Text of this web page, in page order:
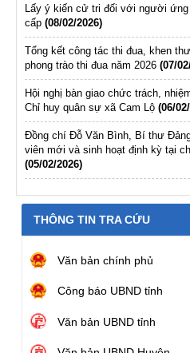
Lấy ý kiến cử tri đối với người
cấp (08/02/2026)
Tổng kết công tác thi đua, khen
phong trào thi đua năm 2026 (07/
Hội nghị bàn giao chức trách,
Chỉ huy quân sự xã Cam Lộ (06/
Đồng chí Đỗ Văn Bình, Bí thư
viên mới và sinh hoạt định kỳ tại
(05/02/2026)
THÔNG TIN TRA CỨU
Văn bản chính phủ
Công báo UBND tỉnh
Văn bản UBND tỉnh